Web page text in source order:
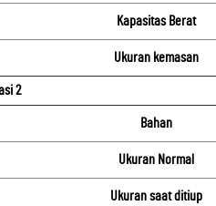
Kapasitas Berat
Ukuran kemasan
2
Bahan
Ukuran Normal
Ukuran saat ditiup